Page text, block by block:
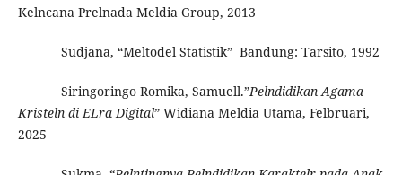
Kelncana Prelnada Meldia Group, 2013
Sudjana, “Meltodel Statistik” Bandung: Tarsito, 1992
Siringoringo Romika, Samuell.”Pelndidikan Agama
Kristeln di ELra Digital” Widiana Meldia Utama, Felbruari,
2025